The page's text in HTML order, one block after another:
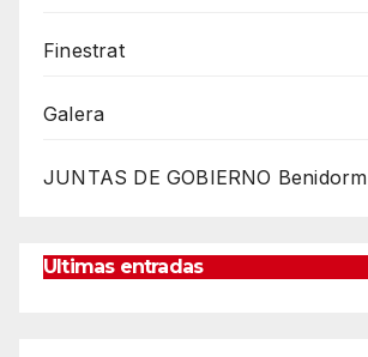
Finestrat
Galera
JUNTAS DE GOBIERNO Benidorm
Ultimas entradas